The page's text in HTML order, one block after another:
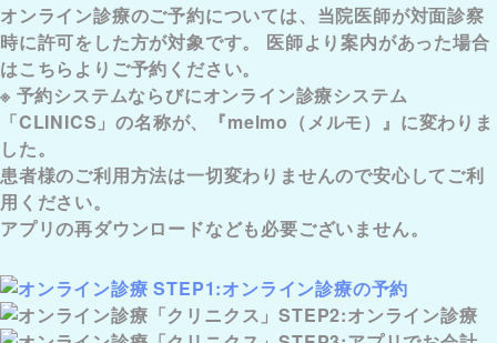
オンライン診療のご予約については、 当院医師が対面診察
時に許可をした方が対象です。 医師より案内があった場合
はこちらよりご予約ください。
※ 予約システムならびにオンライン診療システム
「CLINICS」の名称が、『melmo（メルモ）』に変わりま
した。
患者様のご利用方法は一切変わりませんので安心してご利
用ください。
アプリの再ダウンロードなども必要ございません。